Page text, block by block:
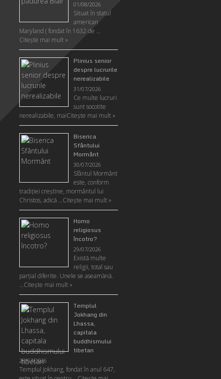
01/08/2026
Situat în statul
american
Maryland ( fondat în 1632 de …
Citeşte mai mult »
Plinius senior
despre lucrurile
nerealizabile
31/07/2026
Ce multe lucruri
sunt socotite
nerealizabile, maiCiteşte mai mult »
Biserica
Sfântului
Mormânt
30/07/2026
Sfântul Mormânt
este, conform
tradiţiei creştine, mormântul lui
Christos, adică …Citeşte mai mult »
Homo
religiosus
încotro?
29/07/2026
Există multe
religii, total sau
parţial diferite. Unele se aseamănă.
…Citeşte mai mult »
Templul
Jokhang din
Lhassa,
capitala
buddhismului
tibetan
28/07/2026
Templul Jokhang, fondat în anul 647,